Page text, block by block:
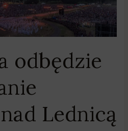
odbędzie
Lednicą